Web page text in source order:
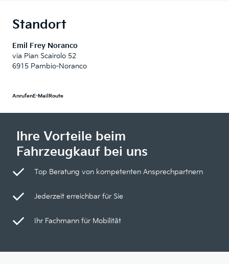
Standort
Emil Frey Noranco
via Pian Scairolo 52
6915 Pambio-Noranco
AnrufenE-Mail Route
Ihre Vorteile beim
Fahrzeugkauf bei uns
Top Beratung von kompetenten Ansprechpartnern
Jederzeit erreichbar für Sie
Ihr Fachmann für Mobilität